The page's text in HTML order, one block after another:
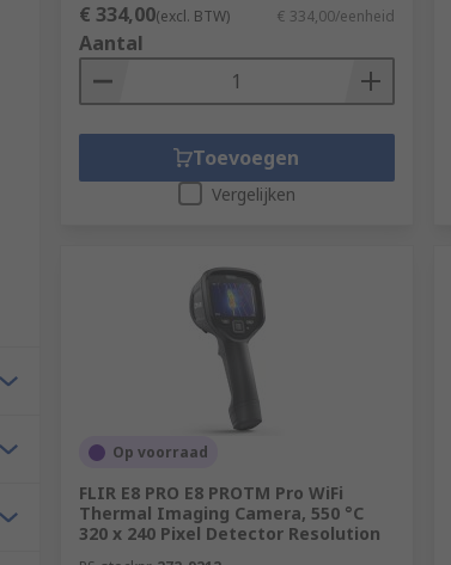
€ 334,00(excl. BTW) € 334,00/eenheid
Aantal
Toevoegen
Vergelijken
Op voorraad
FLIR E8 PRO E8 PROTM Pro WiFi
Thermal Imaging Camera, 550 °C
320 x 240 Pixel Detector Resolution